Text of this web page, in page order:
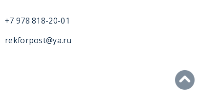
+7 978 818-20-01
rekforpost@ya.ru